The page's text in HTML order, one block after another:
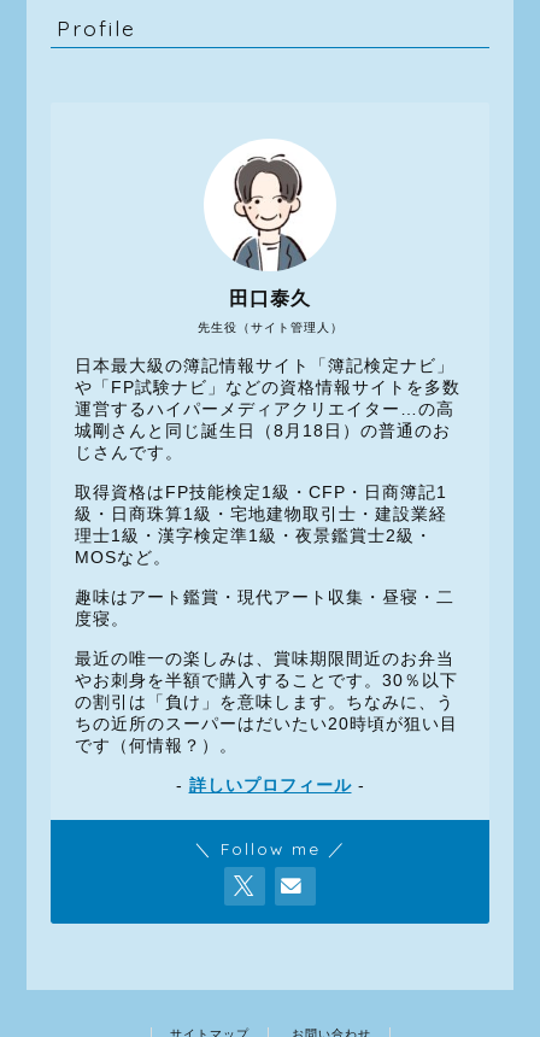
Profile
先生役（サイト管理人）
田口泰久
日本最大級の簿記情報サイト「簿記検定ナビ」
や「FP試験ナビ」などの資格情報サイトを多数
運営するハイパーメディアクリエイター…の高
城剛さんと同じ誕生日（8月18日）の普通のお
じさんです。
取得資格はFP技能検定1級・CFP・日商簿記1
級・日商珠算1級・宅地建物取引士・建設業経
理士1級・漢字検定準1級・夜景鑑賞士2級・
MOSなど。
趣味はアート鑑賞・現代アート収集・昼寝・二
度寝。
最近の唯一の楽しみは、賞味期限間近のお弁当
やお刺身を半額で購入することです。30％以下
の割引は「負け」を意味します。ちなみに、う
ちの近所のスーパーはだいたい20時頃が狙い目
です（何情報？）。
- 詳しいプロフィール-
＼ Follow me ／
サイトマップ お問い合わせ